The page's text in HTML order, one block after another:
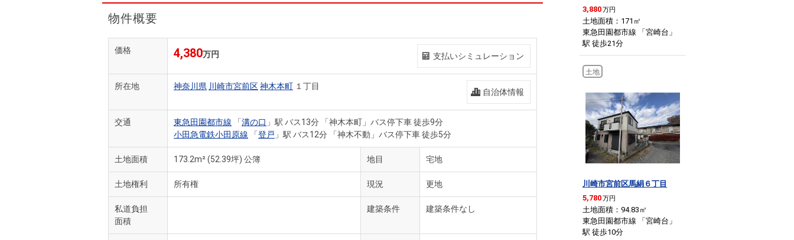
3,880万円
土地面積：171 ㎡
東急田園都市線 「宮崎台」
駅 徒歩21分
土地
川崎市宮前区馬絹６丁目
5,780万円
土地面積：94.83 ㎡
東急田園都市線 「宮崎台」
駅 徒歩10分
物件概要
価格 4,380万円 支払いシミュレーション
所在地 神奈川県 川崎市宮前区神木本町 １丁目
自治体情報
交通 東急田園都市線 「溝の口 」駅 バス13分 「神木本町」バス停下車 徒歩9分
小田急電鉄小田原線 「登戸 」駅 バス12分 「神木不動」バス停下車 徒歩5分
土地面積 173.2m²(52.39坪) 公簿 地目 宅地
土地権利 所有権 現況 更地
私道負担
面積
建築条件 建築条件なし